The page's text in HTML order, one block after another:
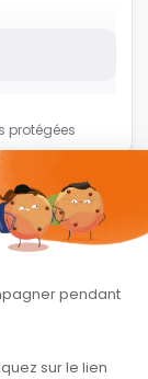
protégées
—
moi ce que tu
réel.